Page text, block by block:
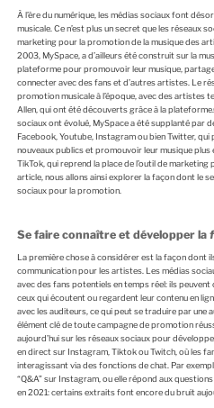
L
E
À l’ère du numérique, les médias sociaux font
musicale. Ce n’est plus un secret que les réseaux
marketing pour la promotion de la musique des
2003, MySpace, a d’ailleurs été construit sur la
plateforme pour promouvoir leur musique,
connecter avec des fans et d’autres artistes. Le
promotion musicale à l’époque, avec des artistes
Allen, qui ont été découverts grâce à la
sociaux ont évolué, MySpace a été supplanté par
Facebook, Youtube, Instagram ou bien Twitter,
nouveaux publics et promouvoir leur musique plus
TikTok, qui reprend la place de l’outil de
article, nous allons ainsi explorer la façon dont le
sociaux pour la promotion.
Se faire connaître et développer la
La première chose à considérer est la façon dont
communication pour les artistes. Les médias
avec des fans potentiels en temps réel: ils
ceux qui écoutent ou regardent leur contenu en
avec les auditeurs, ce qui peut se traduire par une
élément clé de toute campagne de promotion
aujourd’hui sur les réseaux sociaux pour
en direct sur Instagram, Tiktok ou Twitch, où les
interagissant via des fonctions de chat. Par
“Q&A” sur Instagram, ou elle répond aux
en 2021: certains extraits font encore du bruit